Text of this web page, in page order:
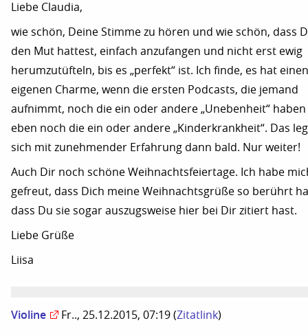
Liebe Claudia,
wie schön, Deine Stimme zu hören und wie schön, dass
den Mut hattest, einfach anzufangen und nicht erst ewig
herumzutüfteln, bis es „perfekt“ ist. Ich finde, es hat einen
eigenen Charme, wenn die ersten Podcasts, die jemand
aufnimmt, noch die ein oder andere „Unebenheit“
eben noch die ein oder andere „Kinderkrankheit“. Das
sich mit zunehmender Erfahrung dann bald. Nur weiter!
Auch Dir noch schöne Weihnachtsfeiertage. Ich habe
gefreut, dass Dich meine Weihnachtsgrüße so berührt
dass Du sie sogar auszugsweise hier bei Dir zitiert hast.
Liebe Grüße
Liisa
Violine Fr.., 25.12.2015, 07:19 (Zitatlink)